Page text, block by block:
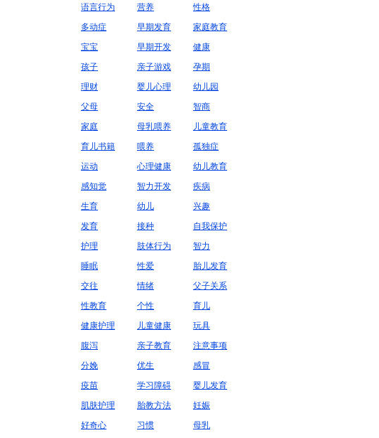
语言行为
营养
性格
多动症
早期发育
家庭教育
宝宝
早期开发
健康
孩子
亲子游戏
孕期
理财
婴儿心理
幼儿园
父母
安全
智商
家庭
母乳喂养
儿童教育
育儿书籍
喂养
孤独症
运动
心理健康
幼儿教育
感知觉
智力开发
疾病
生育
幼儿
兴趣
发育
接种
自我保护
护理
肢体行为
智力
睡眠
性爱
胎儿发育
交往
情绪
父子关系
性教育
个性
育儿
健康护理
儿童健康
玩具
腹泻
亲子教育
注意事项
分娩
优生
感冒
疫苗
学习障碍
婴儿发育
肌肤护理
胎教方法
妊娠
好奇心
习惯 母乳